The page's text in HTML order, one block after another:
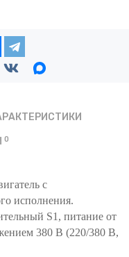
0
с
исполнения.
S1, питание от
380 В (220/380 В,